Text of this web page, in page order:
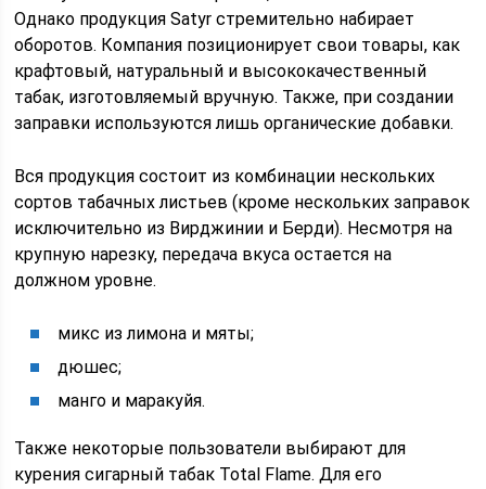
Однако продукция Satyr стремительно набирает
оборотов. Компания позиционирует свои товары, как
крафтовый, натуральный и высококачественный
табак, изготовляемый вручную. Также, при создании
заправки используются лишь органические добавки.
Вся продукция состоит из комбинации нескольких
сортов табачных листьев (кроме нескольких заправок
исключительно из Вирджинии и Берди). Несмотря на
крупную нарезку, передача вкуса остается на
должном уровне.
микс из лимона и мяты;
дюшес;
манго и маракуйя.
Также некоторые пользователи выбирают для
курения сигарный табак Total Flame. Для его